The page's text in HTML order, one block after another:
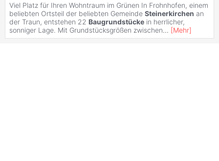
Viel Platz für Ihren Wohntraum im Grünen In Frohnhofen, einem
beliebten Ortsteil der beliebten Gemeinde Steinerkirchen an
der Traun, entstehen 22 Baugrundstücke in herrlicher,
sonniger Lage. Mit Grundstücksgrößen zwischen... [Mehr]